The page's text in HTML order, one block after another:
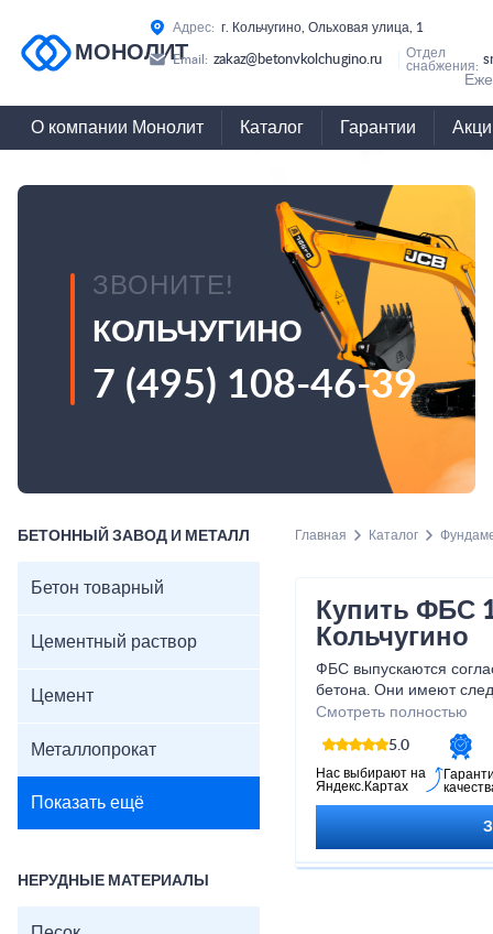
МОНОЛИТ
Адрес: г. Кольчугино, Ольховая улица, 1
Email: zakaz@betonvkolchugino.ru
Отдел
снабжения:
О компании Монолит Каталог Гарантии
ЗВОНИТЕ!
КОЛЬЧУГИНО
7 (495) 108-46-39
БЕТОННЫЙ ЗАВОД И МЕТАЛЛ
Бетон товарный
Цементный раствор
Цемент
Металлопрокат
Показать ещё
НЕРУДНЫЕ МАТЕРИАЛЫ
Главная Каталог
Купить ФБС
Кольчугино
ФБС выпускаются
бетона. Они имеют
мм x580 мм. Изделия
но она может
конструкции. Можно
ФБС 12.6.6–т в
Кольчугино.
Смотреть полностью
5.0
Нас выбирают на
Яндекс.Картах